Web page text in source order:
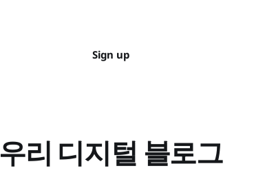
Sign up
우리 디지털 블로그